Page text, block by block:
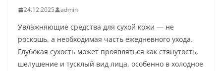
24.12.2025 admin
Увлажняющие средства для сухой кожи — не
роскошь, а необходимая часть ежедневного ухода.
Глубокая сухость может проявляться как стянутость,
шелушение и тусклый вид лица, особенно в холодное